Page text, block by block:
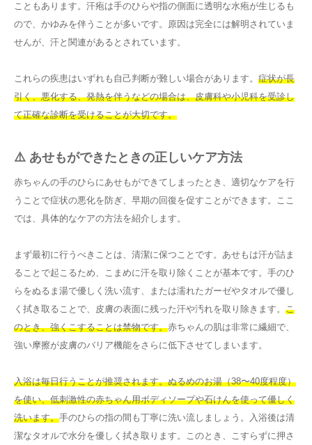
こともあります。汗疱は手のひらや指の側面に透明な水疱が生じるも
ので、かゆみを伴うことが多いです。原因は完全には解明されていま
せんが、汗と関連があるとされています。
これらの疾患はいずれも自己判断が難しい場合があります。 症状が長
引く、悪化する、発熱を伴うなどの場合は、皮膚科や小児科を受診し
て正確な診断を受けることが大切です。
⚠️ あせもができたときの正しいケア方法
赤ちゃんの手のひらにあせもができてしまったとき、適切なケアを行
うことで症状の悪化を防ぎ、早期の回復を促すことができます。ここ
では、具体的なケアの方法を紹介します。
まず最初に行うべきことは、清潔に保つことです。あせもは汗が詰ま
ることで起こるため、こまめに汗を取り除くことが基本です。手のひ
らをぬるま湯で優しく洗い流す、または濡れたガーゼやタオルで優し
く拭き取ることで、皮膚の表面に残った汗や汚れを取り除きます。 こ
のとき、強くこすることは禁物です。赤ちゃんの肌は非常に繊細で、
強い摩擦が皮膚のバリア機能をさらに低下させてしまいます。
入浴は毎日行うことが推奨されます。ぬるめのお湯（38〜40度程度）
を使い、低刺激性の赤ちゃん用ボディソープや石けんを使って優しく
洗います。手のひらの指の間も丁寧に洗い流しましょう。入浴後は清
潔なタオルで水分を優しく拭き取ります。このとき、こすらずに押さ